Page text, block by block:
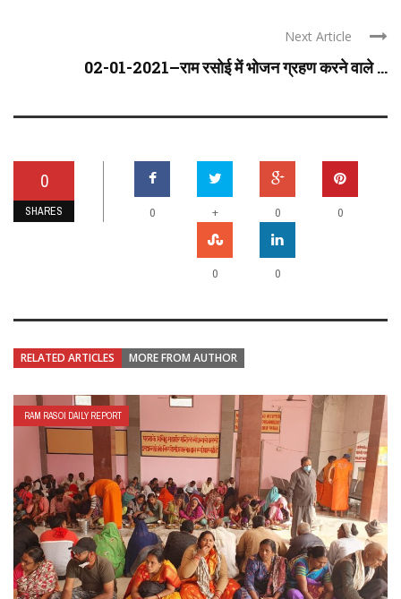
Next Article
02-01-2021–राम रसोई में भोजन ग्रहण करने वाले ...
0
SHARES 0 + 0 0
0 0
RELATED ARTICLES MORE FROM AUTHOR
RAM RASOI DAILY REPORT